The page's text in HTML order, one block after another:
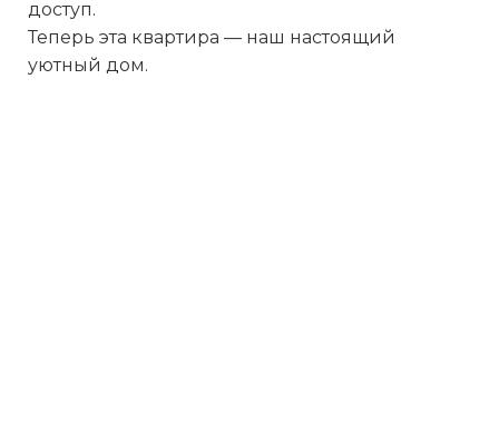
доступ.
Теперь эта квартира — наш настоящий
уютный дом.